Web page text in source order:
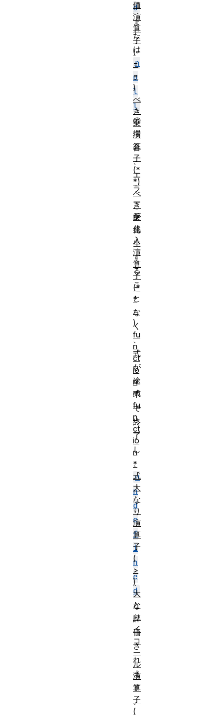
d
ま
た
は
n
u
l
l
の
場
合
、
エ
ラ
ー
が
発
生
す
る
こ
と
な
く
、
式
が
途
中
で
終
了
し
、
u
n
d
e
f
i
n
e
d
と
評
価
さ
れ
ま
す
。
価
演
算
子
(
=
=
)
べ
き
乗
演
算
子
(*
*)
べ
き
乗
代
入
演
算
子
(*
*
=
)
fu
n
ct
io
n
式
fu
n
ct
io
n
*
式
大
な
り
演
算
子
(
>
)
大
な
り
イ
コ
ー
ル
演
算
子
(